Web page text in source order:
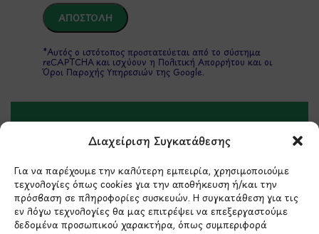
Διαχείριση Συγκατάθεσης
Για να παρέχουμε την καλύτερη εμπειρία, χρησιμοποιούμε
τεχνολογίες όπως cookies για την αποθήκευση ή/και την
πρόσβαση σε πληροφορίες συσκευών. Η συγκατάθεση για τις
εν λόγω τεχνολογίες θα μας επιτρέψει να επεξεργαστούμε
δεδομένα προσωπικού χαρακτήρα, όπως συμπεριφορά
*Αυτός ο ιστότοπος προστατεύεται από το σύστημα
reCAPTCHA και ισχύουν η Πολιτική Απορρήτου και οι
Όροι Παροχής Υπηρεσιώντης Google.
ΣΤΟΙΧΕΙΑ ΕΠΙΚΟΙΝΩΝΙΑΣ
Holargos Center (Ισόγειο)
Λ.Περικλέους 56,
Χολαργός 15561